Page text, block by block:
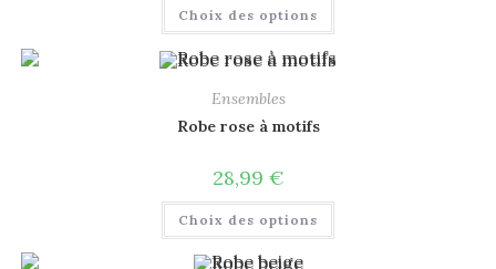
Choix des options
Ensembles
Robe rose à motifs
28,99 €
Choix des options